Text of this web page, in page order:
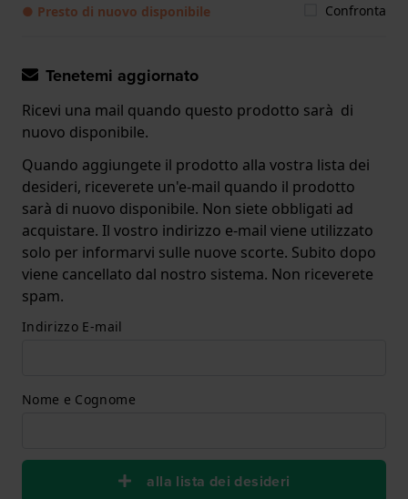
● Presto di nuovo disponibile Confronta
Tenetemi aggiornato
Ricevi una mail quando questo prodotto sarà di
nuovo disponibile.
Quando aggiungete il prodotto alla vostra lista dei
desideri, riceverete un'e-mail quando il prodotto
sarà di nuovo disponibile. Non siete obbligati ad
acquistare. Il vostro indirizzo e-mail viene utilizzato
solo per informarvi sulle nuove scorte. Subito dopo
viene cancellato dal nostro sistema. Non riceverete
spam.
Indirizzo E-mail
Nome e Cognome
alla lista dei desideri